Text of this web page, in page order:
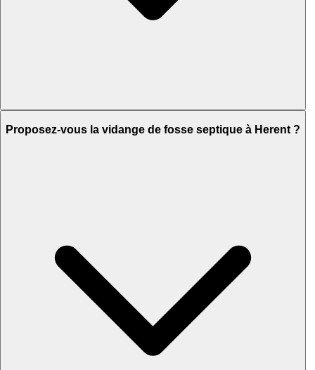
Proposez-vous la vidange de fosse septique à Herent ?